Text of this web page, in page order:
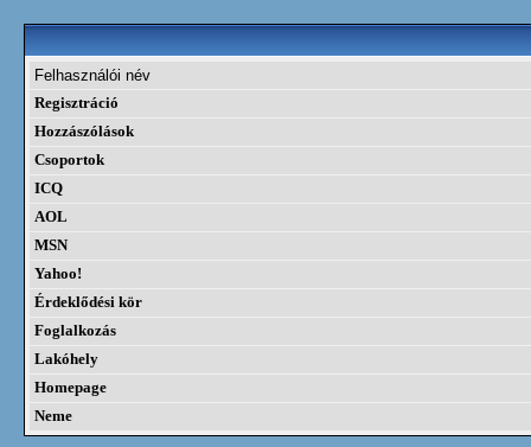
Felhasználói név
Regisztráció
Hozzászólások
Csoportok
ICQ
AOL
MSN
Yahoo!
Érdeklődési kör
Foglalkozás
Lakóhely
Homepage
Neme